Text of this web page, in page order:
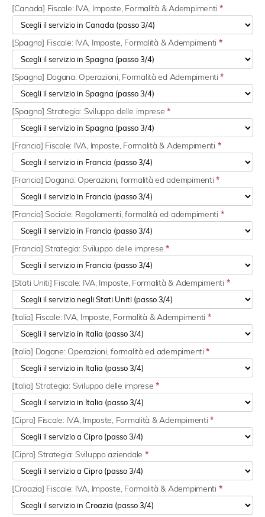
[Canada] Fiscale: IVA, Imposte, Formalità & Adempimenti *
[Spagna] Fiscale: IVA, Imposte, Formalità & Adempimenti *
[Spagna] Dogana: Operazioni, Formalità ed Adempimenti*
[Spagna] Strategia: Sviluppo delle imprese*
[Francia] Fiscale: IVA, Imposte, Formalità & Adempimenti *
[Francia] Dogana: Operazioni, formalità ed adempimenti*
[Francia] Sociale: Regolamenti, formalità ed adempimenti *
[Francia] Strategia: Sviluppo delle imprese*
[Stati Uniti] Fiscale: IVA, Imposte, Formalità & Adempimenti *
[Italia] Fiscale: IVA, Imposte, Formalità & Adempimenti *
[Italia] Dogane: Operazioni, formalità ed adempimenti*
[Italia] Strategia: Sviluppo delle imprese*
[Cipro] Fiscale: IVA, Imposte, Formalità & Adempimenti*
[Cipro] Strategia: Sviluppo aziendale *
[Croazia] Fiscale: IVA, Imposte, Formalità & Adempimenti *